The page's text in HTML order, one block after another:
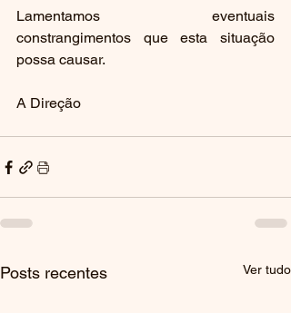
Lamentamos eventuais
constrangimentos que esta situação
possa causar.
A Direção
Posts recentes Ver tudo